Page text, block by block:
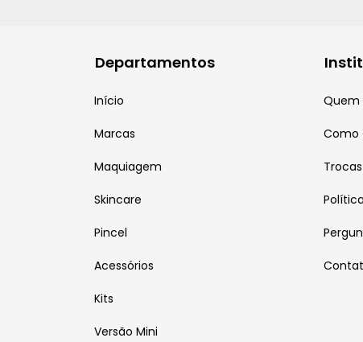
Departamentos
Início
Marcas
Maquiagem
Skincare
Pincel
Acessórios
Kits
Versão Mini
Quem
Como